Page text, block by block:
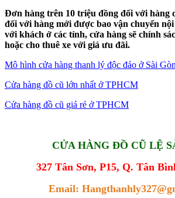
Đơn hàng trên 10 triệu đồng đối với hàng
đối với hàng mới được bao vận chuyển
với khách ở các tỉnh, cửa hàng sẽ chính
hoặc cho thuê xe với giá ưu đãi.
Mô hình cửa hàng thanh lý độc đáo ở Sài Gòn
Cửa hàng đồ cũ lớn nhất ở TPHCM
Cửa hàng đồ cũ giá rẻ ở TPHCM
CỬA HÀNG ĐỒ CŨ LỆ
327 Tân Sơn, P15, Q. Tân
Email: